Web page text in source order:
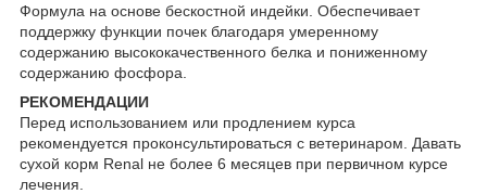
Формула на основе бескостной индейки. Обеспечивает
поддержку функции почек благодаря умеренному
содержанию высококачественного белка и пониженному
содержанию фосфора.
РЕКОМЕНДАЦИИ
Перед использованием или продлением курса
рекомендуется проконсультироваться с ветеринаром. Давать
сухой корм Renal не более 6 месяцев при первичном курсе
лечения.